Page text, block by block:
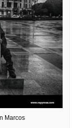
Marcos